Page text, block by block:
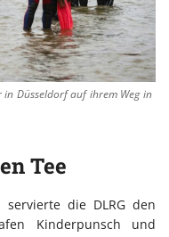
in Düsseldorf auf ihrem Weg in
Tee
die DLRG den
Kinderpunsch und